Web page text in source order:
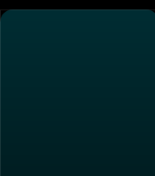
The Fall Guy